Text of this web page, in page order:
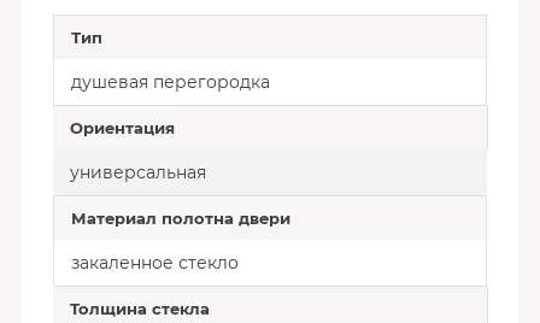
Тип
душевая перегородка
Ориентация
универсальная
Материал полотна двери
закаленное стекло
Толщина стекла